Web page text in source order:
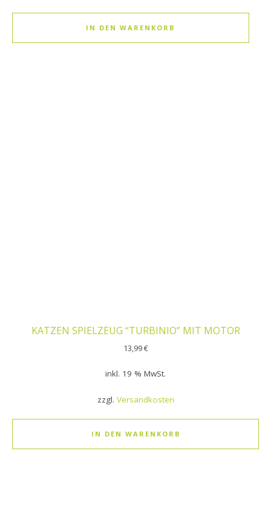
IN DEN WARENKORB
KATZEN SPIELZEUG “TURBINIO” MIT MOTOR
13,99€
inkl. 19 % MwSt.
zzgl. Versandkosten
IN DEN WARENKORB